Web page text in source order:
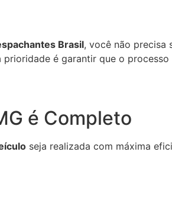
Brasil, você não precisa
é garantir que o
é Completo
seja realizada com máxima